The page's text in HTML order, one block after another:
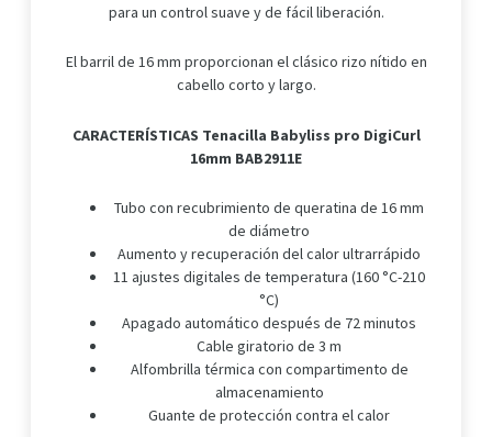
para un control suave y de fácil liberación.
El barril de 16 mm proporcionan el clásico rizo nítido en
cabello corto y largo.
CARACTERÍSTICAS Tenacilla Babyliss pro DigiCurl
16mm BAB2911E
Tubo con recubrimiento de queratina de 16 mm
de diámetro
Aumento y recuperación del calor ultrarrápido
11 ajustes digitales de temperatura (160 °C-210
°C)
Apagado automático después de 72 minutos
Cable giratorio de 3 m
Alfombrilla térmica con compartimento de
almacenamiento
Guante de protección contra el calor